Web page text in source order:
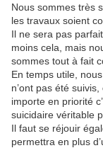
Nous sommes très
les travaux soient
Il ne sera pas
moins cela, mais
sommes tout à fait
En temps utile,
n’ont pas été
importe en priorité
suicidaire véritable
Il faut se réjouir
permettra en plus